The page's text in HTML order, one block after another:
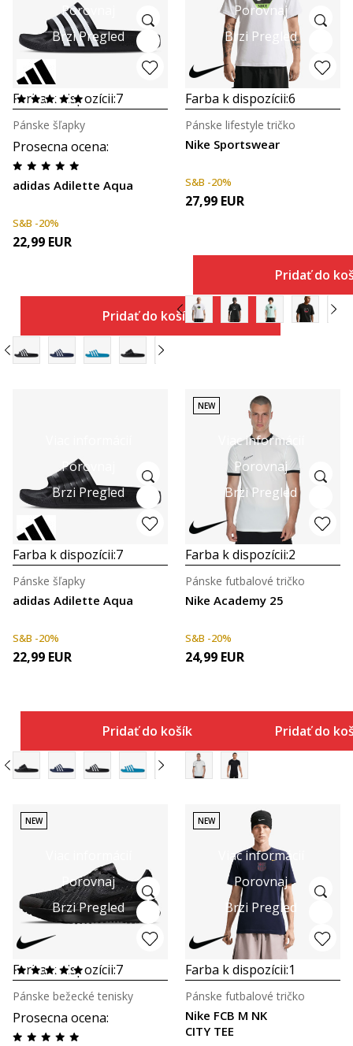
Porovnaj
Brzi Pregled
Farba k dispozícii:7
Prosecna ocena:
adidas Adilette Aqua
Pánske šľapky
S&B -20%
22,99 EUR
Pridať do košíka
Porovnaj
Brzi Pregled
Farba k dispozícii:6
Nike Sportswear
Pánske lifestyle tričko
S&B -20%
27,99 EUR
Pridať do
Porovnaj
Brzi Pregled
Farba k dispozícii:7
adidas Adilette Aqua
Pánske šľapky
S&B -20%
22,99 EUR
Pridať do košíka
Viac informácií
Porovnaj
Brzi Pregled
NEW
Farba k dispozícii:2
Nike Academy 25
Pánske futbalové tričko
S&B -20%
24,99 EUR
Pridať do
Porovnaj
Brzi Pregled
NEW
Farba k dispozícii:7
Prosecna ocena:
Pánske bežecké tenisky
Viac informácií
Porovnaj
Brzi Pregled
NEW
Farba k dispozícii:1
Nike FCB M NK
CITY TEE
Pánske futbalové tričko